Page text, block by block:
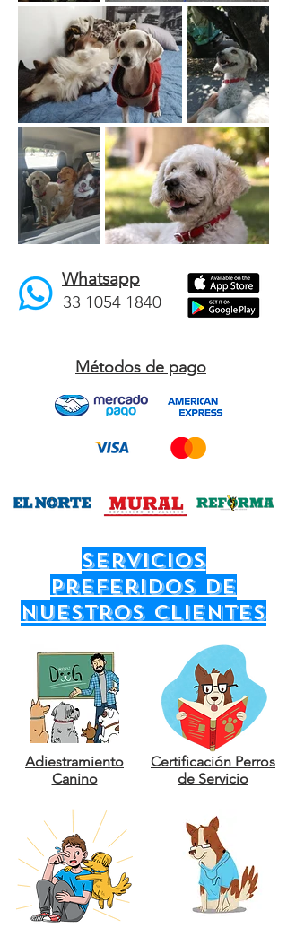
Whatsapp
33 1054 1840
Métodos de pago
servicios
preferidos de
nuestros clientes
Adiestramiento
Canino
Certificación Perros
de Servicio